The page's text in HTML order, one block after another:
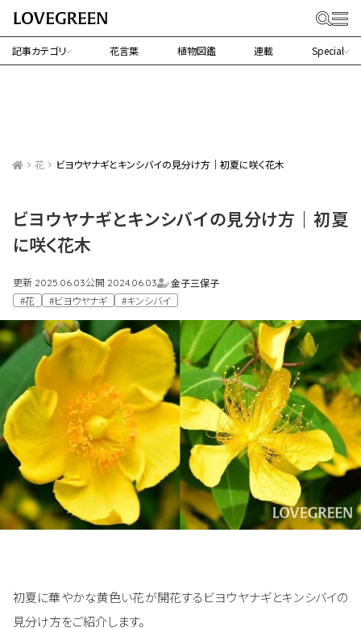
記事カテゴリ 花言葉 植物図鑑 連載 Special
花 ビヨウヤナギとキンシバイの見分け方｜初夏に咲く花木
ビヨウヤナギとキンシバイの見分け方｜初夏
に咲く花木
更新 2025.06.03公開 2024.06.03
金子三保子
#花
#ビヨウヤナギ #キンシバイ
初夏に華やかな黄色い花が開花するビヨウヤナギとキンシバイの
見分け方をご紹介します。